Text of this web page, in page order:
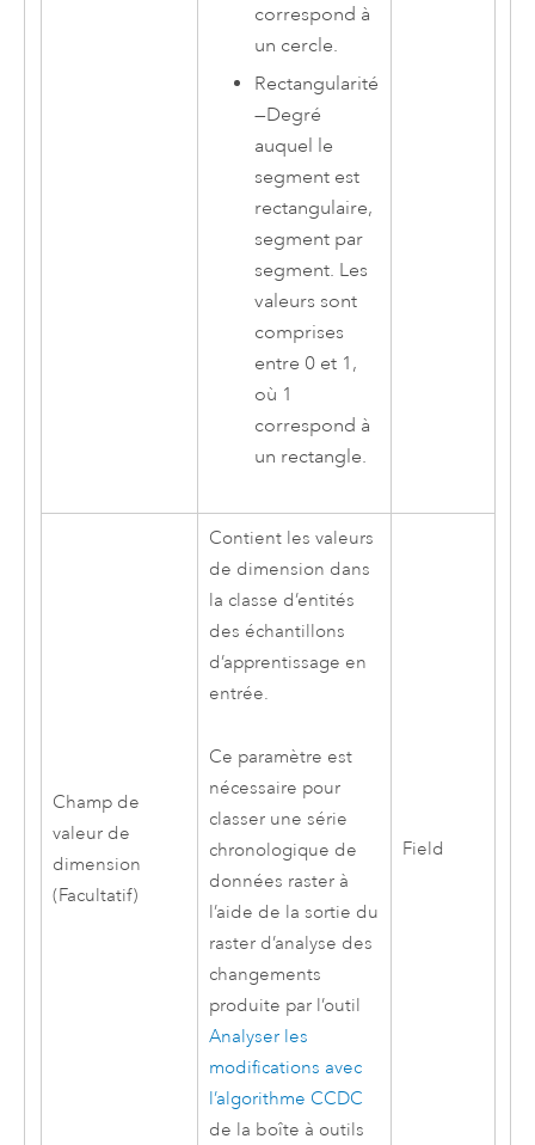
correspond à
un cercle.
Rectangularité
—Degré
auquel le
segment est
rectangulaire,
segment par
segment. Les
valeurs sont
comprises
entre 0 et 1,
où 1
correspond à
un rectangle.
Champ de
valeur de
dimension
(Facultatif)
Contient les valeurs
de dimension dans
la classe d’entités
des échantillons
d’apprentissage en
entrée.
Ce paramètre est
nécessaire pour
classer une série
chronologique de
données raster à
l’aide de la sortie du
raster d’analyse des
changements
produite par l’outil
Analyser les
modifications avec
l’algorithme CCDC
de la boîte à outils
Field